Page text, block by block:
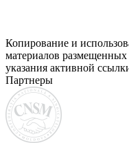
Копирование и
материалов размещенных
указания активной
Партнеры